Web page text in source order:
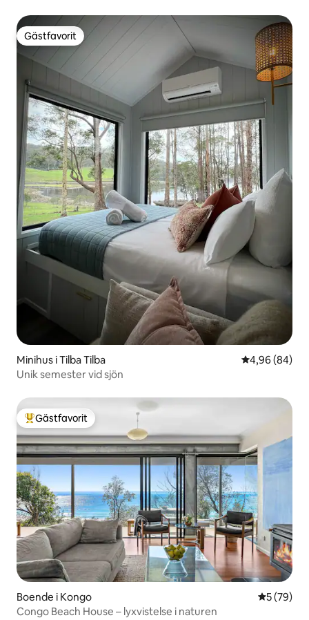
Gästfavorit
Gästfavorit
Minihus i Tilba Tilba 4,96 av 5 i
4,96 (84)
Unik semester vid sjön
Populär gästfavorit
Gästfavorit
Boende i Kongo 5 av 5 i
5 (79)
Congo Beach House – lyxvistelse i naturen